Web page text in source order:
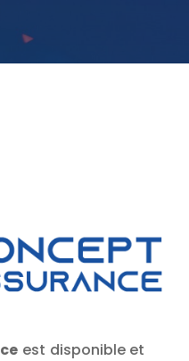
est disponible et